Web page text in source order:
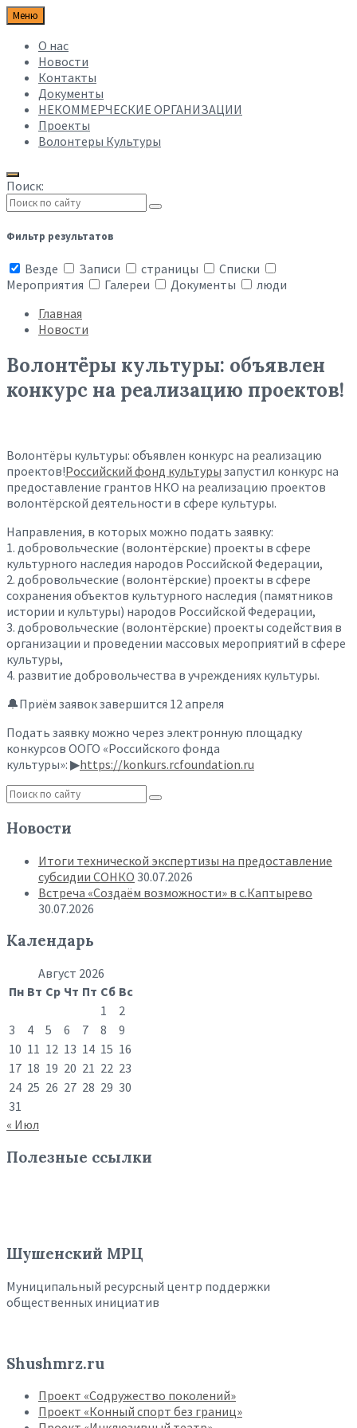
Меню
О нас
Новости
Контакты
Документы
НЕКОММЕРЧЕСКИЕ ОРГАНИЗАЦИИ
Проекты
Волонтеры Культуры
Поиск:
Фильтр результатов
Везде Записи страницы
Списки
Мероприятия
Галереи Документы
люди
Главная
Новости
Волонтёры культуры: объявлен
конкурс на реализацию проектов!
Волонтёры культуры: объявлен конкурс на реализацию
проектов!Российский фонд культуры запустил конкурс на
предоставление грантов НКО на реализацию проектов
волонтёрской деятельности в сфере культуры.
Направления, в которых можно подать заявку:
1. добровольческие (волонтёрские) проекты в сфере
культурного наследия народов Российской Федерации,
2. добровольческие (волонтёрские) проекты в сфере
сохранения объектов культурного наследия (памятников
истории и культуры) народов Российской Федерации,
3. добровольческие (волонтёрские) проекты содействия в
организации и проведении массовых мероприятий в сфере
культуры,
4. развитие добровольчества в учреждениях культуры.
🔔Приём заявок завершится 12 апреля
Подать заявку можно через электронную площадку
конкурсов ООГО «Российского фонда
культуры»: ▶https://konkurs.rcfoundation.ru
Новости
Итоги технической экспертизы на предоставление
субсидии СОНКО 30.07.2026
Встреча «Создаём возможности» в с.Каптырево
30.07.2026
Календарь
Август 2026
Пн Вт Ср Чт Пт Сб Вс
1
2
3
4 5 6 7 8
9
10 11 12 13 14 15 16
17 18 19 20 21 22 23
24 25 26 27 28 29 30
31
« Июл
Полезные ссылки
Шушенский МРЦ
Муниципальный ресурсный центр поддержки
общественных инициатив
Shushmrz.ru
Проект «Содружество поколений»
Проект «Конный спорт без границ»